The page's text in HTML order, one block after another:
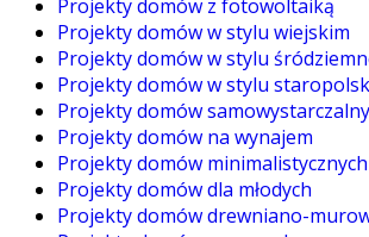
Projekty domów z fotowoltaiką
Projekty domów w stylu wiejskim
Projekty domów w stylu
Projekty domów w stylu
Projekty domów
Projekty domów na wynajem
Projekty domów minimalistycznych
Projekty domów dla młodych
Projekty domów drewniano-